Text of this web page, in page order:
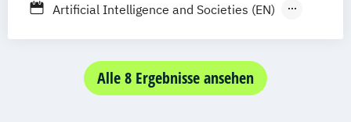
Berufsbegleitendes Präsenzstudium
Artificial Intelligence and Societies (EN)
Game Design und Interaktive Medien
Internationales Marketing und
Alle 8 Ergebnisse ansehen